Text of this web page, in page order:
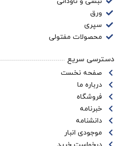
ورق
سپری
محصولات مفتولی
دسترسی سریع
صفحه نخست
درباره ما
فروشگاه
خبرنامه
دانشنامه
موجودی انبار